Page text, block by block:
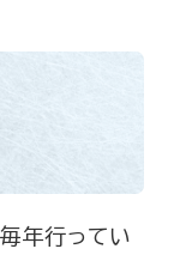
年行ってい